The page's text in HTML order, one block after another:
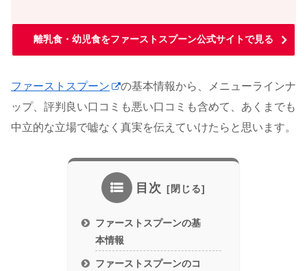
離乳食・幼児食をファーストスプーン公式サイトで見る
ファーストスプーン
の基本情報から、メニューラインナ
ップ、評判良い口コミも悪い口コミも含めて、あくまでも
中立的な立場で嘘なく真実を伝えていけたらと思います。
目次
ファーストスプーンの基
本情報
ファーストスプーンのコ